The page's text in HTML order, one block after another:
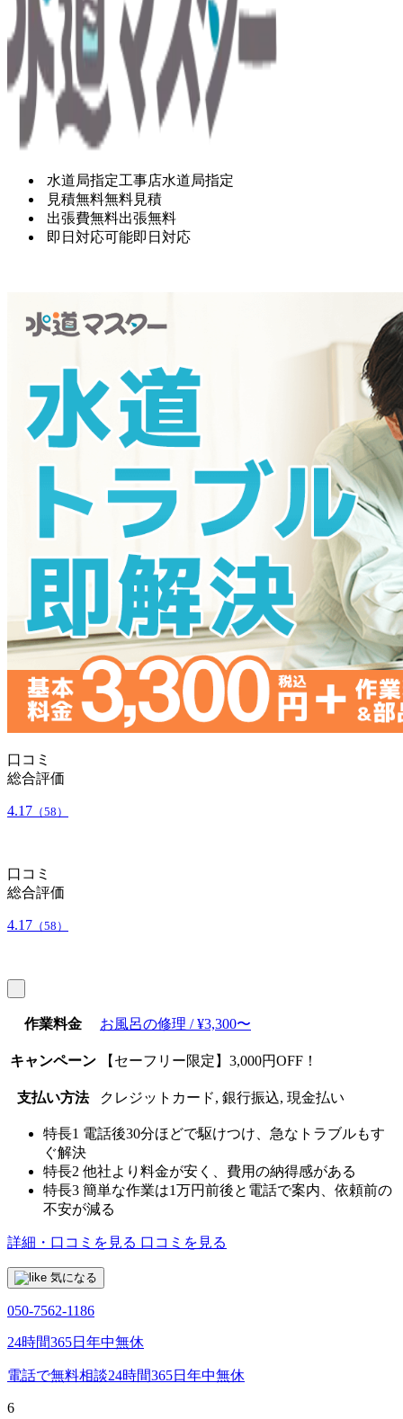
水道局指定工事店水道局指定
見積無料無料見積
出張費無料出張無料
即日対応可能即日対応
口コミ
総合評価
4.17 （58）
口コミ
総合評価
4.17 （58）
作業料金 お風呂の修理 / ¥3,300〜
キャンペーン 【セーフリー限定】3,000円OFF！
支払い方法 クレジットカード, 銀行振込, 現金払い
特長1 電話後30分ほどで駆けつけ、急なトラブルもす
ぐ解決
特長2 他社より料金が安く、費用の納得感がある
特長3 簡単な作業は1万円前後と電話で案内、依頼前の
不安が減る
詳細・口コミを見る 口コミを見る
気になる
050-7562-1186
24時間365日年中無休
電話で無料相談24時間365日年中無休
6